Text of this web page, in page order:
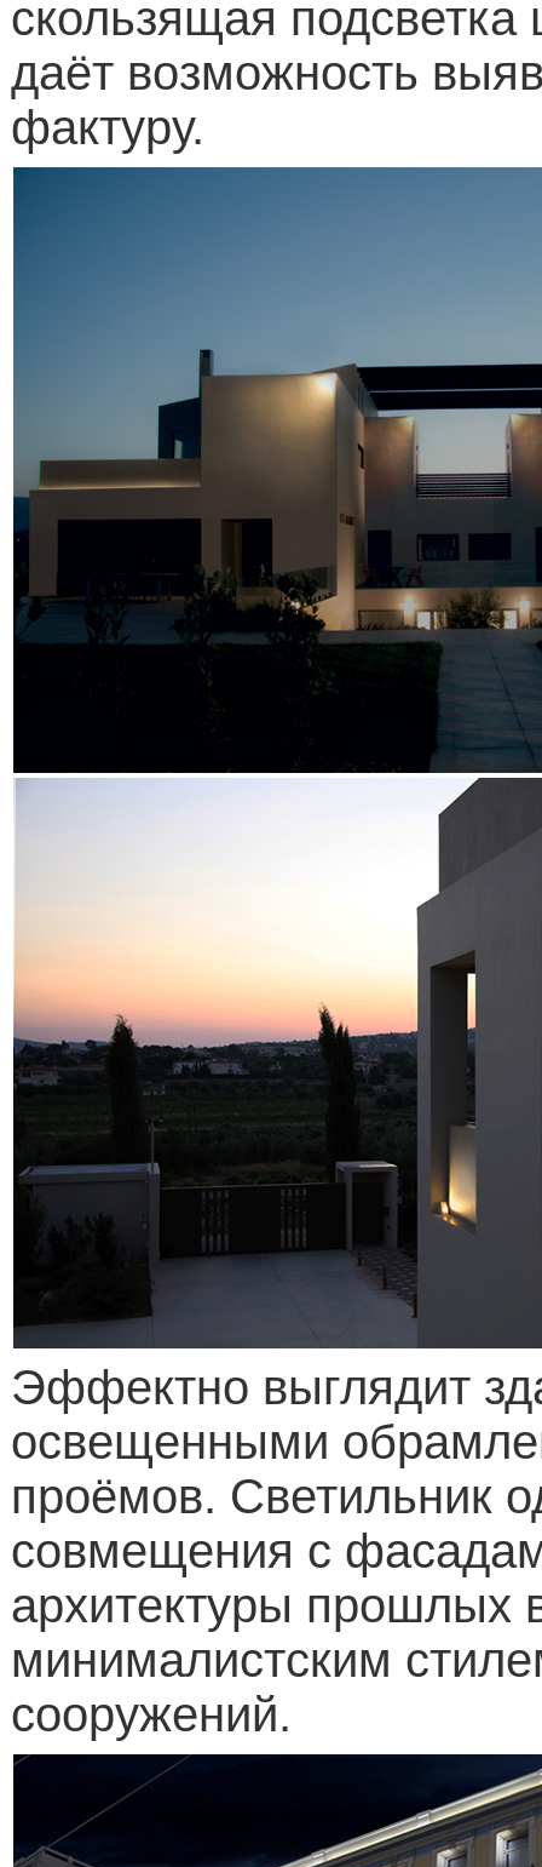
скользящая
даёт возможность
фактуру.
Эффектно выглядит
освещенными
проёмов. Светильник
совмещения с
архитектуры прошлых
минималистским
сооружений.